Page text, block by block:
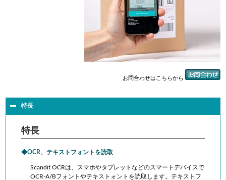
お問合わせはこちらから
特長
特長
OCR、テキストフォントを読取
Scandit OCRは、スマホやタブレットなどのスマートデバイスで
OCR-A/Bフォントやテキストォントを読取します。テキストフ